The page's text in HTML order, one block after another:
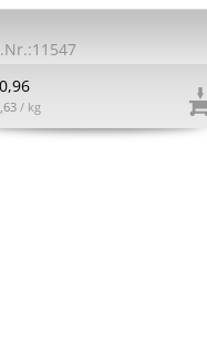
/ kg